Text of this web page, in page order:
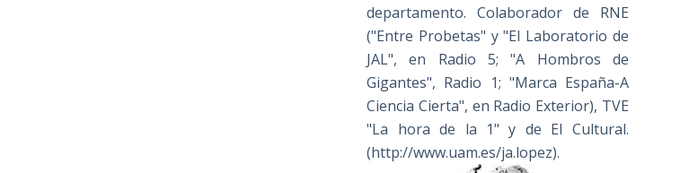
departamento. Colaborador de RNE
("Entre Probetas" y "El Laboratorio de
JAL", en Radio 5; "A Hombros de
Gigantes", Radio 1; "Marca España-A
Ciencia Cierta", en Radio Exterior), TVE
"La hora de la 1" y de El Cultural.
(http://www.uam.es/ja.lopez).